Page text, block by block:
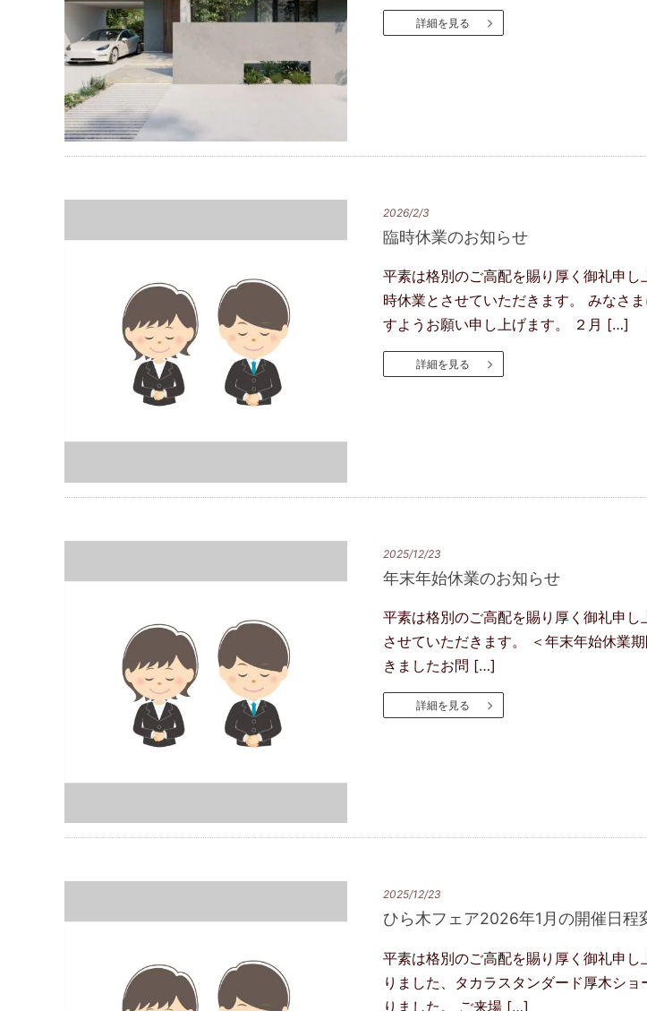
詳細を見る
2026/2/3
臨時休業のお知らせ
平素は格別のご高配を賜り厚く御礼申
時休業とさせていただきます。 みなさ
すようお願い申し上げます。 ２月 […]
詳細を見る
2025/12/23
年末年始休業のお知らせ
平素は格別のご高配を賜り厚く御礼申
させていただきます。 ＜年末年始休業
きましたお問 […]
詳細を見る
2025/12/23
ひら木フェア2026年1月の開催日程
平素は格別のご高配を賜り厚く御礼申
りました、タカラスタンダード厚木シ
りました。 ご来場 […]